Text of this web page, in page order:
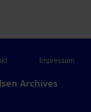
Impressum
Archives